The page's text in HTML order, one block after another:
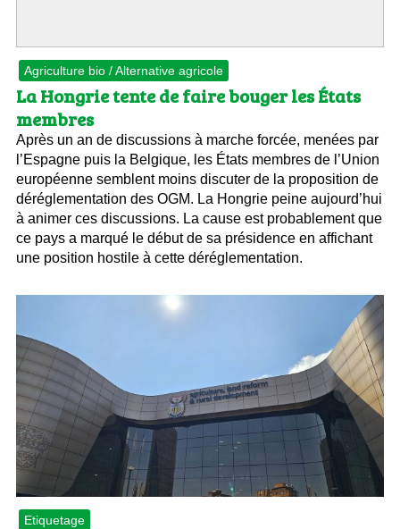
Agriculture bio / Alternative agricole
La Hongrie tente de faire bouger les États
membres
Après un an de discussions à marche forcée, menées par
l’Espagne puis la Belgique, les États membres de l’Union
européenne semblent moins discuter de la proposition de
déréglementation des OGM. La Hongrie peine aujourd’hui
à animer ces discussions. La cause est probablement que
ce pays a marqué le début de sa présidence en affichant
une position hostile à cette déréglementation.
Etiquetage